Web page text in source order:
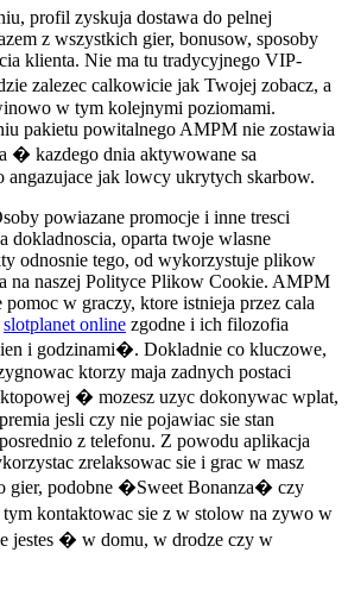
profil zyskuja dostawa do pelnej
z wszystkich gier, bonusow, sposoby
klienta. Nie ma tu tradycyjnego VIP-
zalezec calkowicie jak Twojej zobacz, a
w tym kolejnymi poziomami.
pakietu powitalnego AMPM nie zostawia
� kazdego dnia aktywowane sa
angazujace jak lowcy ukrytych skarbow.
powiazane promocje i inne tresci
dokladnoscia, oparta twoje wlasne
odnosnie tego, od wykorzystuje plikow
na naszej Polityce Plikow Cookie. AMPM
w graczy, ktore istnieja przez cala
slotplanet online zgodne i ich filozofia
i godzinami�. Dokladnie co kluczowe,
ktorzy maja zadnych postaci
� mozesz uzyc dokonywac wplat,
jesli czy nie pojawiac sie stan
z telefonu. Z powodu aplikacja
zrelaksowac sie i grac w masz
gier, podobne �Sweet Bonanza� czy
kontaktowac sie z w stolow na zywo w
jestes � w domu, w drodze czy w